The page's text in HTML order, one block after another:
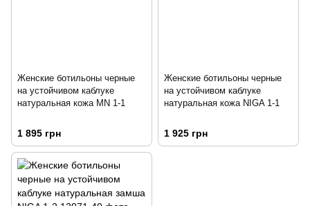
Женские ботильоны черные
на устойчивом каблуке
натуральная кожа MN 1-1
1 895 грн
Женские ботильоны черные
на устойчивом каблуке
натуральная кожа NIGA 1-1
1 925 грн